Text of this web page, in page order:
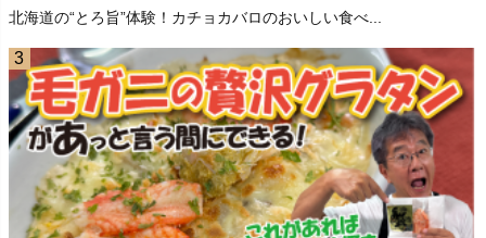
北海道の“とろ旨”体験！カチョカバロのおいしい食べ...